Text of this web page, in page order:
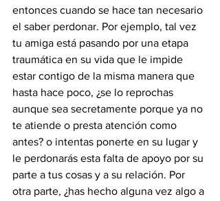
entonces cuando se hace tan necesario
el saber perdonar. Por ejemplo, tal vez
tu amiga está pasando por una etapa
traumática en su vida que le impide
estar contigo de la misma manera que
hasta hace poco, ¿se lo reprochas
aunque sea secretamente porque ya no
te atiende o presta atención como
antes? o intentas ponerte en su lugar y
le perdonarás esta falta de apoyo por su
parte a tus cosas y a su relación. Por
otra parte, ¿has hecho alguna vez algo a